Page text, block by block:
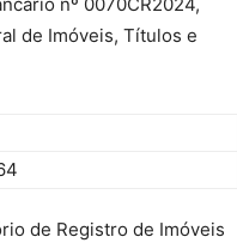
de Imóveis, Títulos e
de Registro de Imóveis